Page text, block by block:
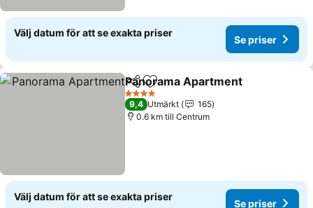
Välj datum för att se exakta priser
Se priser
Dela Lägg till i Mina Favoriter
Panorama Apartment
4 Stjärnor
9,4 Utmärkt
165
0.6 km till Centrum
Välj datum för att se exakta priser
Se priser